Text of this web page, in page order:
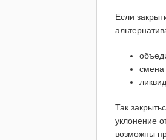
Если
смена
Так
уклонение
возможны